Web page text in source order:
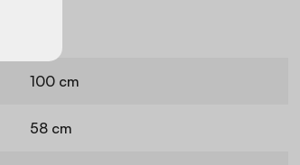
100 cm
58 cm